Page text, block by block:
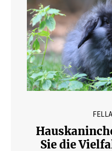
Sie die